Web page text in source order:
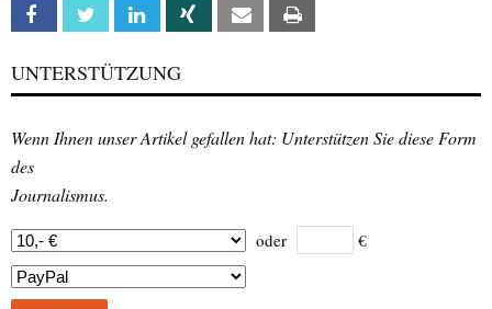
Facebook Twitter Linkedin Xing Email
UNTERSTÜTZUNG
Wenn Ihnen unser Artikel gefallen hat: Unterstützen Sie diese Form
des
Journalismus.
oder €